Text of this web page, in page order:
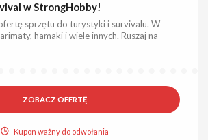
w StrongHobby!
sprzętu do turystyki i survivalu. W
hamaki i wiele innych. Ruszaj na
ZOBACZ OFERTĘ
Kupon ważny do odwołania